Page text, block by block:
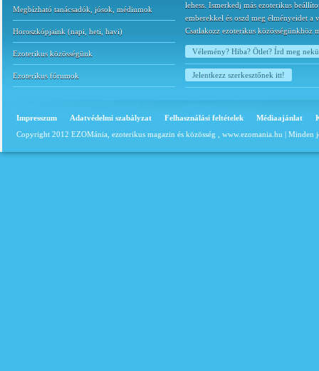
Megbízható tanácsadók, jósok, médiumok
Horoszkópjaink (napi heti havi)
Ezoterikus közösségünk
Ezoterikus fórumok
lehess. Ismerkedj más ezoterikus
emberekkel és oszd meg élményeidet a
Csatlakozz ezoterikus közösségünkhöz
Vélemény? Hiba? Ötlet? Írd meg
Jelentkezz szerkesztőnek itt!
Impresszum Adatvédelmi szabályzat Felhasználási feltételek Médiaajánlat
Copyright 2012 EZOMánia, ezoterikus magazin és közösség , www.ezomania.hu | Minden